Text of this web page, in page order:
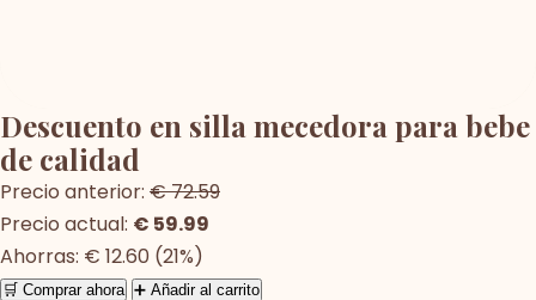
Descuento en silla mecedora para bebe
de calidad
Precio anterior: € 72.59
Precio actual: € 59.99
Ahorras: € 12.60 (21%)
🛒 Comprar ahora ➕ Añadir al carrito